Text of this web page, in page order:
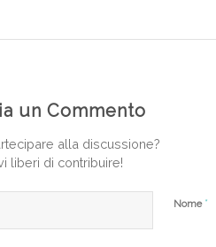
un Commento
alla discussione?
liberi di contribuire!
Nome *